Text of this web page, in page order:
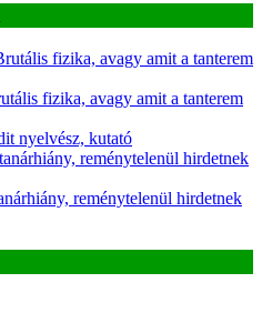
fizika, avagy amit a tanterem
fizika, avagy amit a tanterem
nyelvész, kutató
reménytelenül hirdetnek
reménytelenül hirdetnek